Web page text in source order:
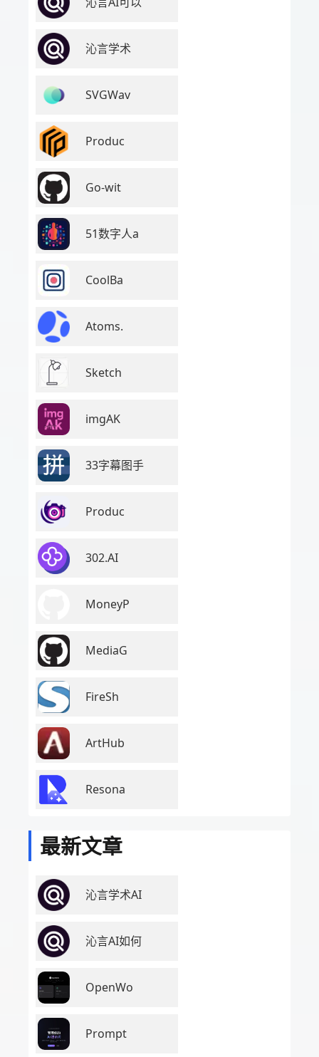
沁言学术
SVGWav
Produc
Go-wit
51数字人a
CoolBa
Atoms.
Sketch
imgAK
33字幕图手
Produc
302.AI
MoneyP
MediaG
FireSh
ArtHub
Resona
最新文章
沁言学术AI
沁言AI如何
OpenWo
Prompt